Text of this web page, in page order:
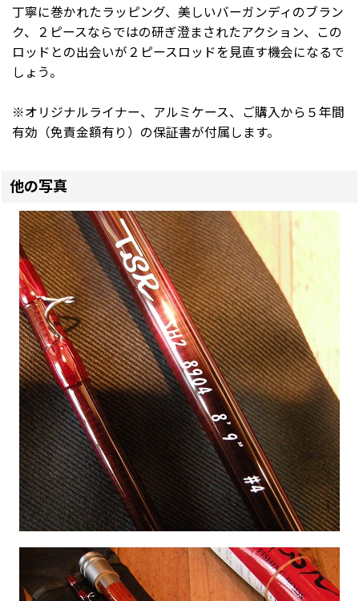
丁寧に巻かれたラッピング、美しいバーガンディのブラン
ク、２ピースならではの研ぎ澄まされたアクション、この
ロッドとの出会いが２ピースロッドを見直す機会になるで
しょう。
※オリジナルライナー、アルミケース、ご購入から５年間
有効（免責金額有り）の保証書が付属します。
他の写真